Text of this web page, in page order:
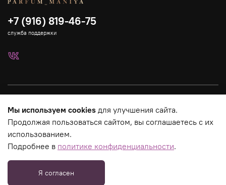
Страницы магазина
Юридическая информация
+7 (916) 819-46-75
служба поддержки
Мы используем cookies для улучшения сайта.
Продолжая пользоваться сайтом, вы соглашаетесь с их
использованием.
Подробнее в политике конфиденциальности.
Я согласен